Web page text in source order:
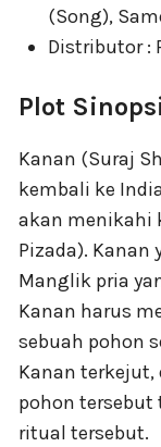
(Song),
Distributor :
Plot
Kanan (Suraj
kembali ke
akan menikahi
Pizada).
Manglik pria
Kanan harus
sebuah pohon
Kanan
pohon
ritual tersebut.